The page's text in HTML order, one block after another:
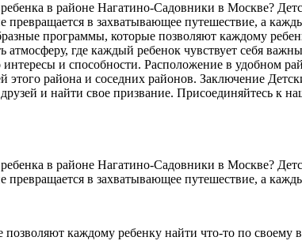
ребенка в районе Нагатино-Садовники в Москве?
превращается в захватывающее путешествие, а
программы, которые позволяют каждому
где каждый ребенок чувствует себя
и способности. Расположение в удобном
района и соседних районов. Заключение
и найти свое призвание. Присоединяйтесь
в районе Нагатино-Садовники в Москве?
превращается в захватывающее путешествие, а
каждому ребенку найти что-то по своему